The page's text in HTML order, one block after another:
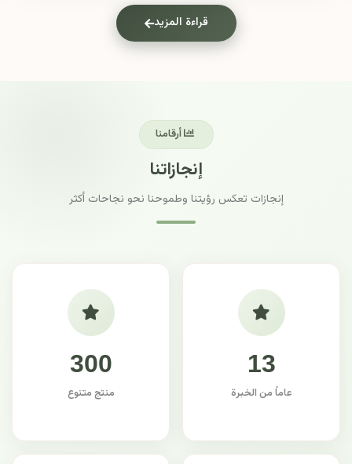
قراءة المزيد
أرقامنا
إنجازاتنا
إنجازات تعكس رؤيتنا وطموحنا نحو نجاحات أكثر
13
عاماً من الخبرة
300
منتج متنوع